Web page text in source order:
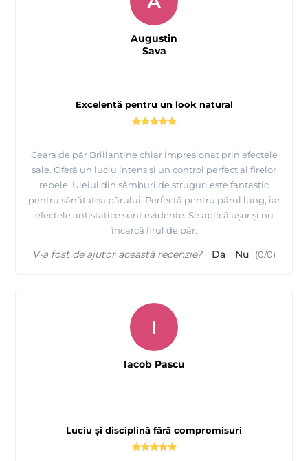
Excelență pentru un look natural
Ceara de păr Brillantine chiar impresionat prin efectele
sale. Oferă un luciu intens și un control perfect al firelor
rebele. Uleiul din sâmburi de struguri este fantastic
pentru sănătatea părului. Perfectă pentru părul lung, iar
efectele antistatice sunt evidente. Se aplică ușor și nu
încarcă firul de păr.
Augustin
Sava
V-a fost de ajutor această recenzie? Da Nu (0/0)
Luciu și disciplină fără compromisuri
I
Iacob Pascu